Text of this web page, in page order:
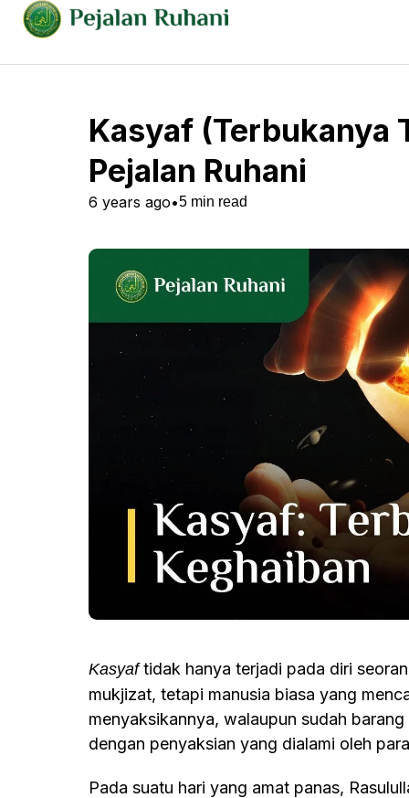
Kasyaf (Terbukanya
Pejalan Ruhani
6 years ago•5 min read
Kasyaftidak hanya terjadi pada diri
mukjizat, tetapi manusia biasa yang
menyaksikannya, walaupun sudah
dengan penyaksian yang dialami oleh
Pada suatu hari yang amat panas, Rasulullah Saw. berjalan menuju kompleks makam